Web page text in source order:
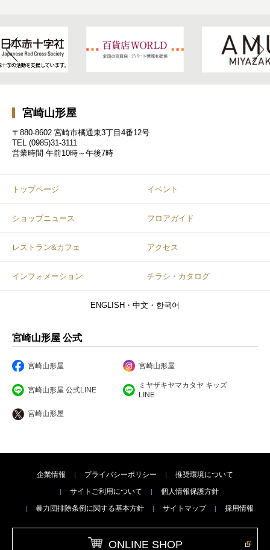
宮崎山形屋
〒880-8602 宮崎市橘通東3丁目4番12号
TEL (0985)31-3111
営業時間 午前10時～午後7時
トップページ イベント
ショップニュース フロアガイド
レストラン&カフェ アクセス
インフォメーション チラシ・カタログ
ENGLISH・中文・한국어
宮崎山形屋 公式
宮崎山形屋 宮崎山形屋
宮崎山形屋 公式LINE
ミヤザキヤマカタヤ キッズ
LINE
宮崎山形屋
企業情報 プライバシーポリシー
推奨環境について
サイトご利用について
個人情報保護方針
暴力団排除条例に関する基本方針
サイトマップ 採用情報
ONLINE SHOP